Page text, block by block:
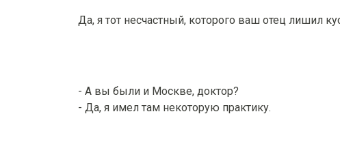
Да, я тот несчастный, которого ваш отец лишил
- А вы были и Москве, доктор?
- Да, я имел там некоторую практику.